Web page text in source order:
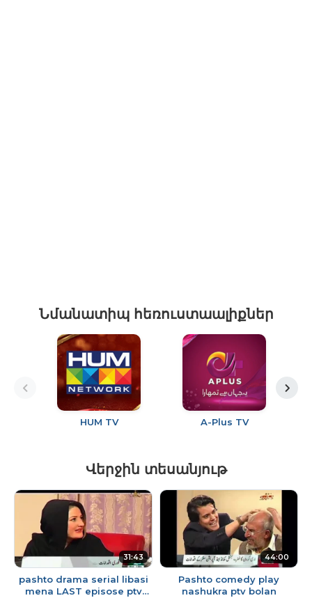
Նմանատիպ հեռուստաալիքներ
HUM TV A-Plus TV
Վերջին տեսանյութ
31:43
pashto drama serial libasi
mena LAST episose ptv
44:00
Pashto comedy play
nashukra ptv bolan